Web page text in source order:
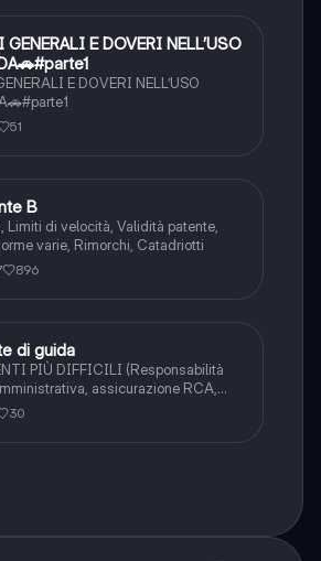
E DOVERI NELL’USO
E DOVERI NELL’USO
51
B
Limiti di velocità, Validità patente,
varie, Rimorchi, Catadriotti
896
di guida
PIÙ DIFFICILI (Responsabilità
assicurazione RCA,
per vittime della strada, polizze
30